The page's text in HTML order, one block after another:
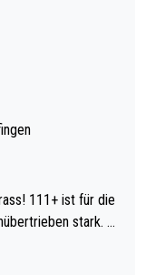
die
stark. U